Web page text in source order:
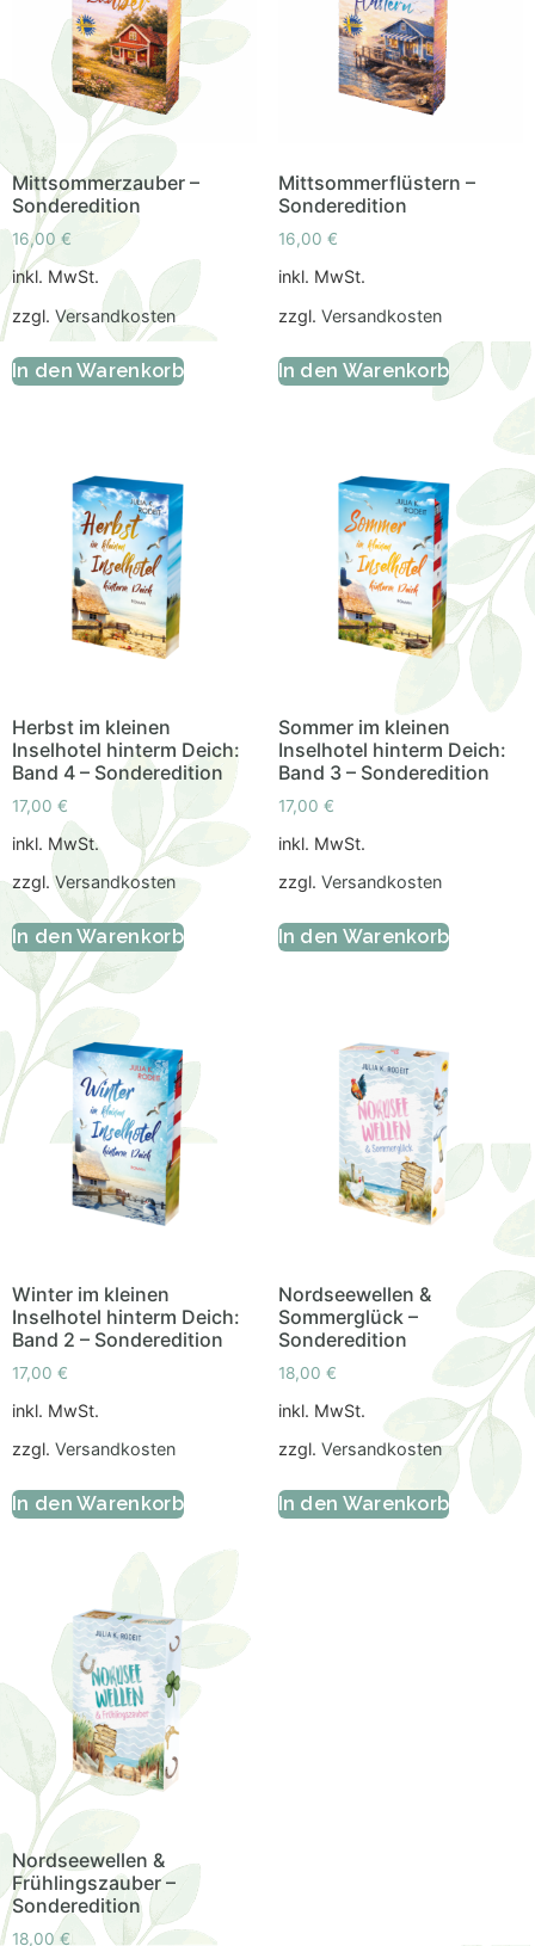
Mittsommerzauber –
Sonderedition
16,00 €
inkl. MwSt.
zzgl. Versandkosten
In den Warenkorb
Mittsommerflüstern –
Sonderedition
16,00 €
inkl. MwSt.
zzgl. Versandkosten
In den Warenkorb
Herbst im kleinen
Inselhotel hinterm Deich:
Band 4 – Sonderedition
17,00 €
inkl. MwSt.
zzgl.Versandkosten
In den Warenkorb
Sommer im kleinen
Inselhotel hinterm Deich:
Band 3 – Sonderedition
17,00 €
inkl. MwSt.
zzgl. Versandkosten
In den Warenkorb
Winter im kleinen
Inselhotel hinterm Deich:
Band 2 – Sonderedition
17,00 €
inkl. MwSt.
zzgl. Versandkosten
In den Warenkorb
Nordseewellen &
Sommerglück –
Sonderedition
18,00 €
inkl. MwSt.
zzgl. Versandkosten
In den Warenkorb
Nordseewellen &
Frühlingszauber –
Sonderedition
18,00 €